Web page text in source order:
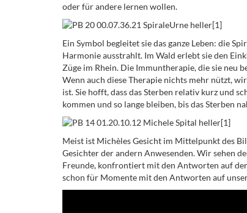
oder für andere lernen wollen.
Ein Symbol begleitet sie das ganze Leben: die
Harmonie ausstrahlt. Im Wald erlebt sie den
Züge im Rhein. Die Immuntherapie, die sie neu
Wenn auch diese Therapie nichts mehr nützt,
ist. Sie hofft, dass das Sterben relativ kurz und
kommen und so lange bleiben, bis das Sterben
Meist ist Michèles Gesicht im Mittelpunkt des
Gesichter der andern Anwesenden. Wir sehen
Freunde, konfrontiert mit den Antworten auf
schon für Momente mit den Antworten auf